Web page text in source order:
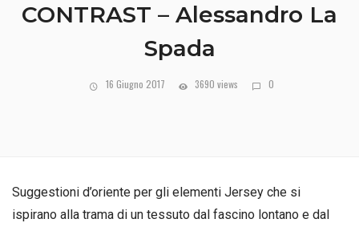
CONTRAST – Alessandro La
Spada
16 Giugno 2017 3690 views 0
Suggestioni d’oriente per gli elementi Jersey che si
ispirano alla trama di un tessuto dal fascino lontano e dal